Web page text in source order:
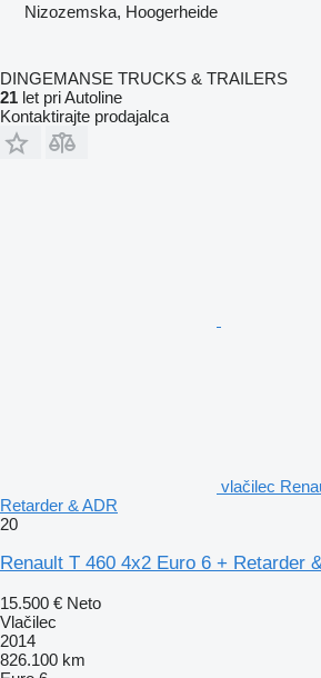
Nizozemska, Hoogerheide
DINGEMANSE TRUCKS & TRAILERS
21 let pri Autoline
Kontaktirajte prodajalca
vlačilec
Retarder & ADR
20
Renault T 460 4x2 Euro 6 + Retarder
15.500 € Neto
Vlačilec
2014
826.100 km